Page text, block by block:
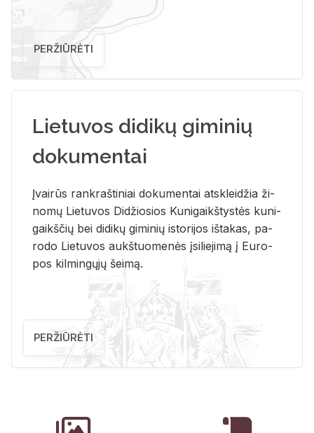
PERŽIŪRĖTI
Lietuvos didikų giminių
dokumentai
Įvai­rūs rank­raš­ti­niai do­ku­men­tai at­sklei­džia ži­
no­mų Lie­tu­vos Di­džio­sios Ku­ni­gaikš­tys­tės ku­ni­
gaikš­čių bei di­di­kų gi­mi­nių is­to­ri­jos iš­ta­kas, pa­
ro­do Lie­tu­vos aukš­tuo­me­nės įsi­lie­ji­mą į Eu­ro­
pos kil­min­gų­jų šei­mą.
PERŽIŪRĖTI